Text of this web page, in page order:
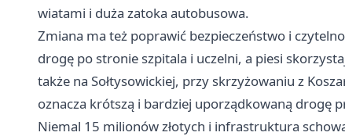
wiatami i duża zatoka autobusowa.
Zmiana ma też poprawić bezpieczeństwo i
drogę po stronie szpitala i uczelni, a piesi
także na Sołtysowickiej, przy skrzyżowaniu z
oznacza krótszą i bardziej uporządkowaną drogę
Niemal 15 milionów złotych i infrastruktura